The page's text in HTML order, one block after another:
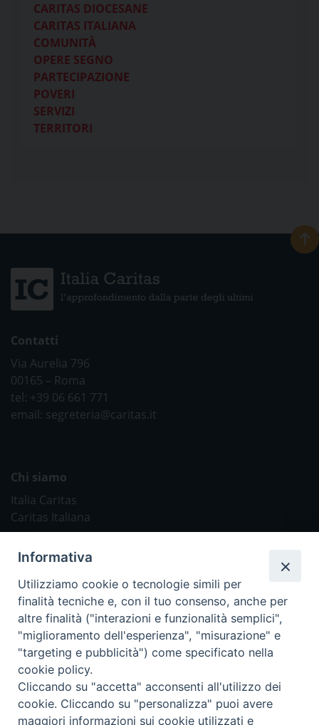
CARITAS DIOCESANE
CARITAS ITALIANA
COMUNITÀ
OPERE SEGNO
PARTECIPAZIONE
POVERI
SERVIZI
TERRITORI
Contatti
Via Aurelia 796
00165 – Roma
tel: +39 06 661 771
email: segreteria@caritas.it
Chi siamo
Italia Caritas
Caritas Italiana
Caritas Internationalis
TV 2000
Inblu 2000
Avvenire
Sir
Scarp de’ Tenis
Informativa
Utilizziamo cookie o tecnologie simili per
finalità tecniche e, con il tuo consenso, anche per
altre finalità ("interazioni e funzionalità semplici",
"miglioramento dell'esperienza", "misurazione" e
"targeting e pubblicità") come specificato nella
cookie policy.
Cliccando su "accetta" acconsenti all'utilizzo dei
cookie. Cliccando su "personalizza" puoi avere
maggiori informazioni sui cookie utilizzati e